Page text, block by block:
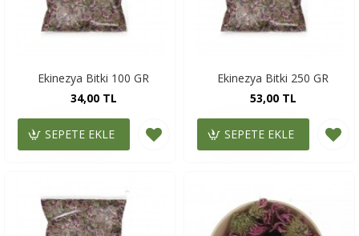
Ekinezya Bitki 100 GR
34,00 TL
SEPETE EKLE
Ekinezya Bitki 250 GR
53,00 TL
SEPETE EKLE